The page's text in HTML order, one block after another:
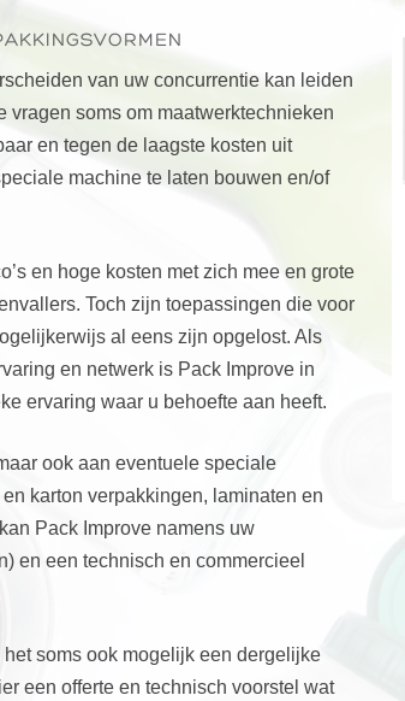
EN DATA
van uw concurrentie kan leiden
soms om maatwerktechnieken
en tegen de laagste kosten uit
machine te laten bouwen en/of
en hoge kosten met zich mee en grote
Toch zijn toepassingen die voor
al eens zijn opgelost. Als
en netwerk is Pack Improve in
ervaring waar u behoefte aan heeft.
ook aan eventuele speciale
karton verpakkingen, laminaten en
Pack Improve namens uw
en een technisch en commercieel
soms ook mogelijk een dergelijke
een offerte en technisch voorstel wat